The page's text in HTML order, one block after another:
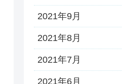
2021年9月
2021年8月
2021年7月
2021年6月